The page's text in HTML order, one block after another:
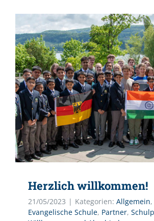
Herzlich willkommen!
21/05/2023 | Kategorien: Allgemein,
Evangelische Schule, Partner,